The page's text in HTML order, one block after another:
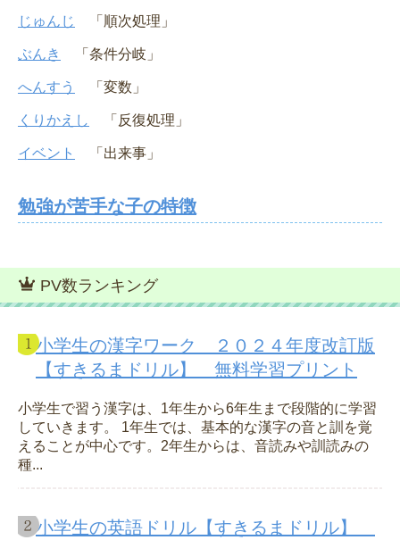
じゅんじ 「順次処理」
ぶんき 「条件分岐」
へんすう 「変数」
くりかえし 「反復処理」
イベント 「出来事」
勉強が苦手な子の特徴
PV数ランキング
小学生の漢字ワーク ２０２４年度改訂版
【すきるまドリル】 無料学習プリント
小学生で習う漢字は、1年生から6年生まで段階的に学習
していきます。 1年生では、基本的な漢字の音と訓を覚
えることが中心です。2年生からは、音読みや訓読みの
種...
小学生の英語ドリル【すきるまドリル】